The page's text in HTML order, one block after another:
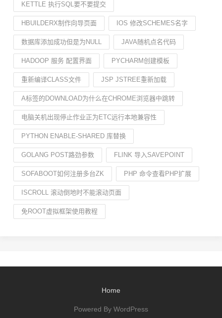
KETTLE 执行SQL要不要提交
HBUILDERX制作向导页面 IOS 修改SCHEMES名字
数据库添加成功但是为NULL JAVA随机点名代码
HADOOP 服务 配置界面 PYCHARM创建模板
重新编译CLASS文件 JSP JSTREE重新加载
A标签的DOWNLOAD为什么在CHROME浏览器中跳转
电脑关机出现停止作业正为ETC远行本地兼容性
PYTHON ENABLE-SHARED 库替换
GOLANG POST路劲参数 FLINK 导入SAVEPOINT
SOFABOOT如何注册多台ZK PHP 命令查看PHP扩展
ISCROLL 滚动倒地时不能滚动页面
免ROOT虚拟框架使用教程
Home
Powered By WordPress